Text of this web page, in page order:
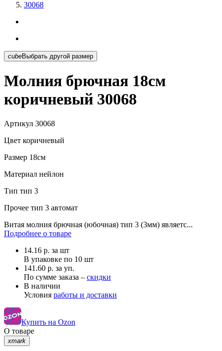
30068
cubeВыбрать другой размер
Молния брючная 18см
коричневый 30068
Артикул 30068
Цвет коричневый
Размер 18см
Материал нейлон
Тип тип 3
Прочее тип 3 автомат
Витая молния брючная (юбочная) тип 3 (3мм) являетс...
Подробнее о товаре
14.16 р. за шт
В упаковке по 10 шт
141.60 р. за уп.
По сумме заказа – скидки
В наличии
Условия работы и доставки
Купить на Ozon
О товаре
xmark